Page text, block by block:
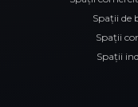
Spații de
Spații
Spații